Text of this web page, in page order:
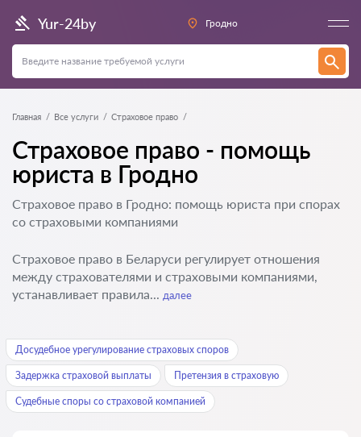
Yur-24by Гродно
Главная Все услуги Страховое право
Страховое право - помощь
юриста в Гродно
Страховое право в Гродно: помощь юриста при спорах
со страховыми компаниями
Страховое право в Беларуси регулирует отношения
между страхователями и страховыми компаниями,
устанавливает правила... далее
Досудебное урегулирование страховых споров
Задержка страховой выплаты Претензия в страховую
Судебные споры со страховой компанией